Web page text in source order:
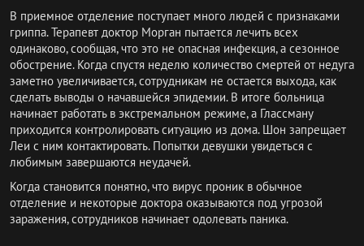
В приемное отделение поступает много людей с признаками
гриппа. Терапевт доктор Морган пытается лечить всех
одинаково, сообщая, что это не опасная инфекция, а сезонное
обострение. Когда спустя неделю количество смертей от недуга
заметно увеличивается, сотрудникам не остается выхода, как
сделать выводы о начавшейся эпидемии. В итоге больница
начинает работать в экстремальном режиме, а Глассману
приходится контролировать ситуацию из дома. Шон запрещает
Леи с ним контактировать. Попытки девушки увидеться с
любимым завершаются неудачей.
Когда становится понятно, что вирус проник в обычное
отделение и некоторые доктора оказываются под угрозой
заражения, сотрудников начинает одолевать паника.